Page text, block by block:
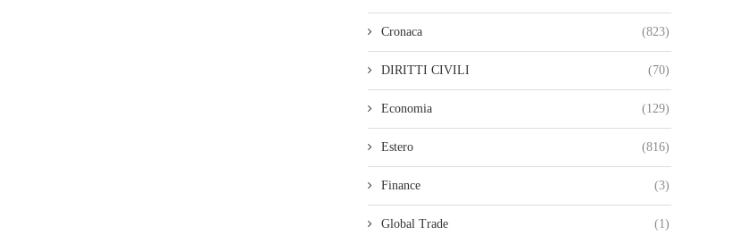
Cronaca (823)
DIRITTI CIVILI (70)
Economia (129)
Estero (816)
Finance (3)
Global Trade (1)